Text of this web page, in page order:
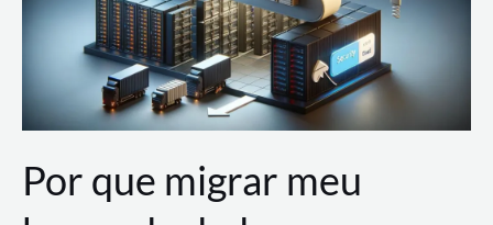
Por que migrar meu